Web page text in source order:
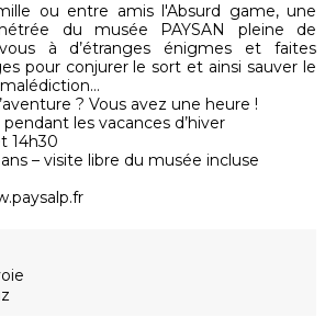
ou entre amis l'Absurd game, une
du musée PAYSAN pleine de
à d’étranges énigmes et faites
pour conjurer le sort et ainsi sauver le
? Vous avez une heure !
les vacances d’hiver
14h30
– visite libre du musée incluse